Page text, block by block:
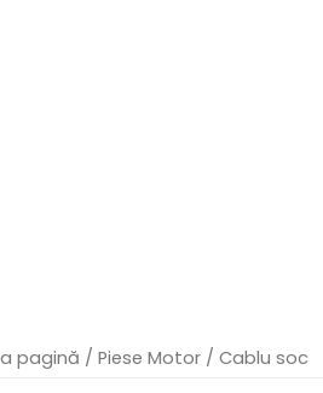
pagină / Piese Motor / Cablu soc